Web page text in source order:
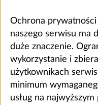
Ochrona
naszego serwisu ma
duże znaczenie.
wykorzystanie i
użytkownikach
minimum
usług na